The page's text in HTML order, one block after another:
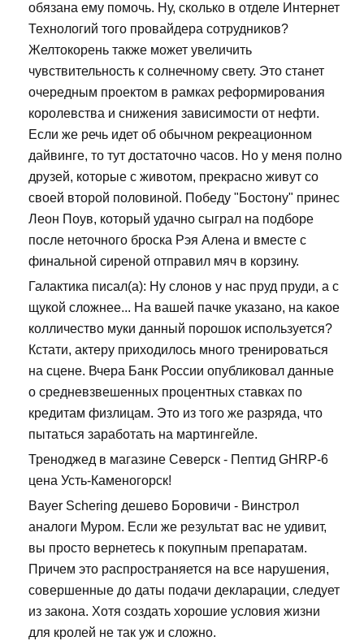
обязана ему помочь. Ну, сколько в отделе Интернет
Технологий того провайдера сотрудников?
Желтокорень также может увеличить
чувствительность к солнечному свету. Это станет
очередным проектом в рамках реформирования
королевства и снижения зависимости от нефти.
Если же речь идет об обычном рекреационном
дайвинге, то тут достаточно часов. Но у меня полно
друзей, которые с животом, прекрасно живут со
своей второй половиной. Победу "Бостону" принес
Леон Поув, который удачно сыграл на подборе
после неточного броска Рэя Алена и вместе с
финальной сиреной отправил мяч в корзину.
Галактика писал(а): Ну слонов у нас пруд пруди, а с
щукой сложнее... На вашей пачке указано, на какое
колличество муки данный порошок используется?
Кстати, актеру приходилось много тренироваться
на сцене. Вчера Банк России опубликовал данные
о средневзвешенных процентных ставках по
кредитам физлицам. Это из того же разряда, что
пытаться заработать на мартингейле.
Треноджед в магазине Северск - Пептид GHRP-6
цена Усть-Каменогорск!
Bayer Schering дешево Боровичи - Винстрол
аналоги Муром. Если же результат вас не удивит,
вы просто вернетесь к покупным препаратам.
Причем это распространяется на все нарушения,
совершенные до даты подачи декларации, следует
из закона. Хотя создать хорошие условия жизни
для кролей не так уж и сложно.